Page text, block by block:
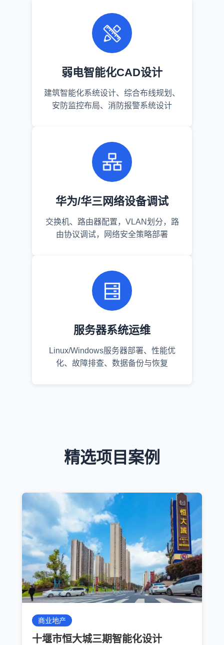
弱电智能化CAD设计
建筑智能化系统设计、综合布线规划、
安防监控布局、消防报警系统设计
华为/华三网络设备调试
交换机、路由器配置，VLAN划分，路
由协议调试，网络安全策略部署
服务器系统运维
Linux/Windows服务器部署、性能优
化、故障排查、数据备份与恢复
精选项目案例
商业地产
十堰市恒大城三期智能化设计